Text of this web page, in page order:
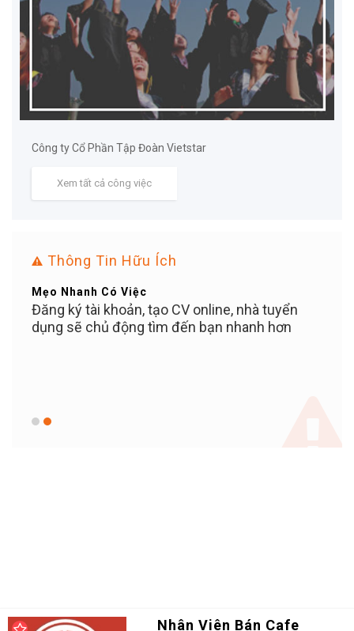
Công ty Cổ Phần Tập Đoàn Vietstar
Xem tất cả công việc
Thông Tin Hữu Ích
Mẹo Nhanh Có Việc
Đăng ký tài khoản, tạo CV online, nhà tuyển
dụng sẽ chủ động tìm đến bạn nhanh hơn
Nhân Viên Bán Cafe